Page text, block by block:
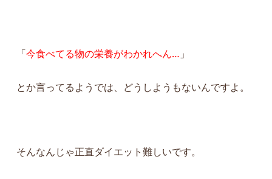
「今食べてる物の栄養がわかれへん… 」
とか言ってるようでは、どうしようもないんですよ。
そんなんじゃ正直ダイエット難しいです。